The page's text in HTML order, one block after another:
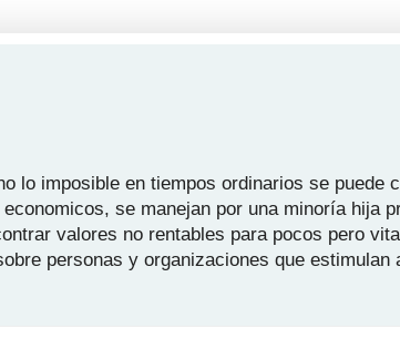
lo imposible en tiempos ordinarios se puede
se manejan por una minoría hija
valores no rentables para pocos pero
personas y organizaciones que estimulan